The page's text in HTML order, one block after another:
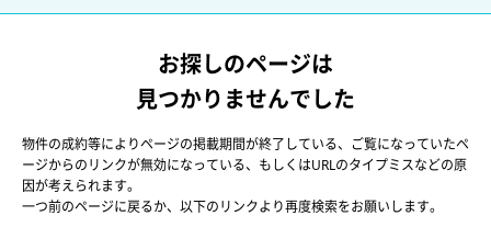
お探しのページは
見つかりませんでした
物件の成約等によりページの掲載期間が終了している、ご覧になっていたペ
ージからのリンクが無効になっている、もしくはURLのタイプミスなどの原
因が考えられます。
一つ前のページに戻るか、以下のリンクより再度検索をお願いします。